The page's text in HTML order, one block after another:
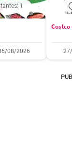
1
08/2026